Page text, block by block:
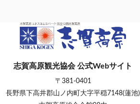
志賀高原観光協会 公式Webサイト
〒381-0401
長野県下高井郡山ノ内町大字平穏7148(蓮池)